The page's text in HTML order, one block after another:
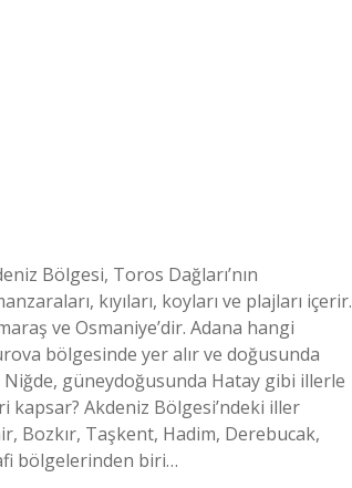
Bölgesi, Toros Dağları’nın
kıyıları, koyları ve plajları içerir.
ve Osmaniye’dir. Adana hangi
bölgesinde yer alır ve doğusunda
Niğde, güneydoğusunda Hatay gibi illerle
Akdeniz Bölgesi’ndeki iller
Bozkır, Taşkent, Hadim, Derebucak,
bölgelerinden biri…